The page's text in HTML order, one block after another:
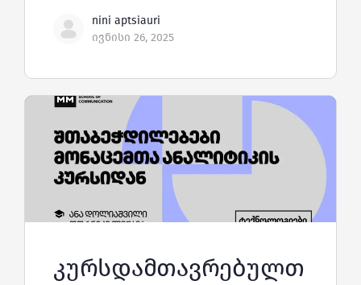
nini aptsiauri
ივნისი 26, 2025
კურსდამთავრებულთ